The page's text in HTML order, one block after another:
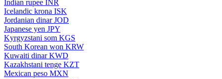
Indian rupee INR
Icelandic krona ISK
Jordanian dinar JOD
Japanese yen JPY
Kyrgyzstani som KGS
South Korean won KRW
Kuwaiti dinar KWD
Kazakhstani tenge KZT
Mexican peso MXN